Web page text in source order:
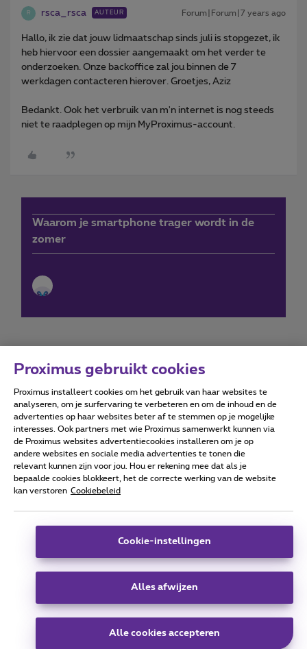
R rsca_rsca AUTEUR Forum|Forum|7 years ago
Hallo, ik zie dat jouw lidmaatschap sinds juli is stopgezet, ik
heb hiervoor een dossier aangemaakt om het verder te
onderzoeken. Onze backoffice zal jou binnen de 7
werkdagen contacteren hierover. Groetjes, Aziz
Bedankt. Ook het verbruik van m'n internet is nog steeds
niet te raadplegen op mijn MyProximus-account.
Waarom je smartphone trager wordt in de
zomer
Forumvoorwaarden Accessibility statement
Alle rechten voorbehouden. © Proximus
Algemene voorwaarden, consumenteninfo
Deze website is gecreëerd en wordt beheerd conform het
Koning Albert II-laan 27 - B-1030 Brussel.
Carrier & Wholesale Solutions
Telindus
Proximus gebruikt cookies
Proximus installeert cookies om het gebruik van haar websites te
analyseren, om je surfervaring te verbeteren en om de inhoud en de
advertenties op haar websites beter af te stemmen op je mogelijke
interesses. Ook partners met wie Proximus samenwerkt kunnen via
de Proximus websites advertentiecookies installeren om je op
andere websites en sociale media advertenties te tonen die
relevant kunnen zijn voor jou. Hou er rekening mee dat als je
bepaalde cookies blokkeert, het de correcte werking van de website
kan verstoren Cookiebeleid
Cookie-instellingen
Alles afwijzen
Alle cookies accepteren